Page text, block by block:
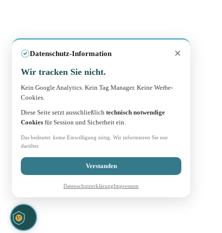
Datenschutz-Information
✕
Wir tracken Sie nicht.
Kein Google Analytics. Kein Tag Manager. Keine Werbe-
Cookies.
Diese Seite setzt ausschließlich technisch notwendige
Cookies für Session und Sicherheit ein.
Das bedeutet: keine Einwilligung nötig. Wir informieren Sie nur
darüber.
Verstanden
DatenschutzerklärungImpressum